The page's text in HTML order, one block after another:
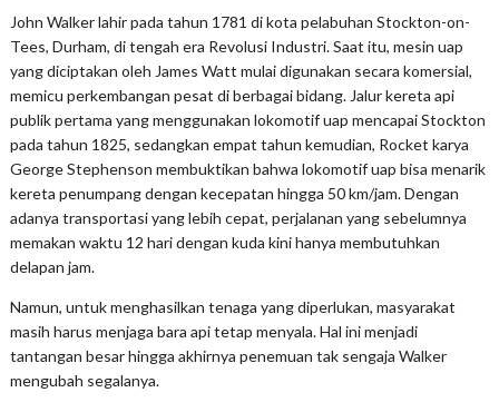
John Walker lahir pada tahun 1781 di kota pelabuhan Stockton-on-
Tees, Durham, di tengah era Revolusi Industri. Saat itu, mesin uap
yang diciptakan oleh James Watt mulai digunakan secara komersial,
memicu perkembangan pesat di berbagai bidang. Jalur kereta api
publik pertama yang menggunakan lokomotif uap mencapai Stockton
pada tahun 1825, sedangkan empat tahun kemudian, Rocket karya
George Stephenson membuktikan bahwa lokomotif uap bisa menarik
kereta penumpang dengan kecepatan hingga 50 km/jam. Dengan
adanya transportasi yang lebih cepat, perjalanan yang sebelumnya
memakan waktu 12 hari dengan kuda kini hanya membutuhkan
delapan jam.
Namun, untuk menghasilkan tenaga yang diperlukan, masyarakat
masih harus menjaga bara api tetap menyala. Hal ini menjadi
tantangan besar hingga akhirnya penemuan tak sengaja Walker
mengubah segalanya.